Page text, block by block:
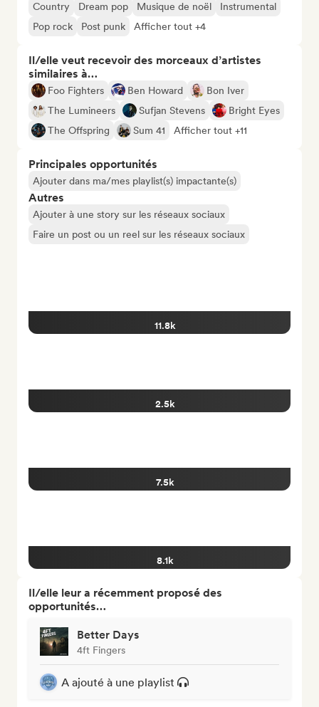
Country Dream pop Musique de noël
Instrumental
Pop rock
Post punk Afficher tout +4
Il/elle veut recevoir des morceaux d’artistes
similaires à…
Foo Fighters Ben Howard
Bon Iver
The Lumineers
Sufjan Stevens
Bright Eyes
The Offspring
Sum 41 Afficher tout +11
Principales opportunités
Ajouter dans ma/mes playlist(s) impactante(s)
Autres
Ajouter à une story sur les réseaux sociaux
Faire un post ou un reel sur les réseaux sociaux
11.8k
2.5k
7.5k
8.1k
Il/elle leur a récemment proposé des
opportunités…
Better Days
4ft Fingers
A ajouté à une playlist